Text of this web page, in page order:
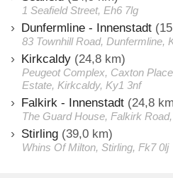
1 Seafield Street, Eh6 7lg
Dunfermline - Innenstadt
83 Townhill Road, Dunfermline,
Kirkcaldy (24,8 km)
Peugeot Complex, Caxton
Estate, Kirkcaldy, Ky1 3nf
Falkirk - Innenstadt (24,8
The Guard House, Falkirk
Stirling (39,0 km)
Whins Of Milton, Stirling, Fk7 0lj